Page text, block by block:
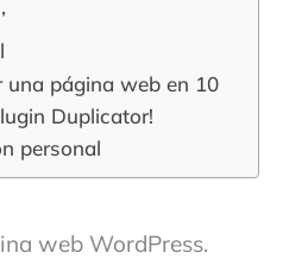
una página web en 10
Duplicator!
personal
web WordPress.